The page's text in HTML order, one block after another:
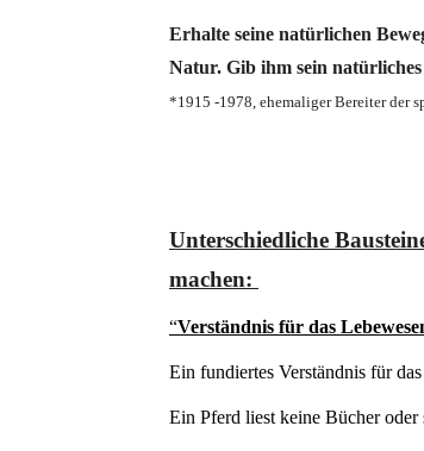
Erhalte seine natürlichen
Natur. Gib ihm sein
*1915 -1978, ehemaliger Bereiter der
Unterschiedliche
machen:
“Verständnis für das
Ein fundiertes Verständnis für
Ein Pferd liest keine Bücher